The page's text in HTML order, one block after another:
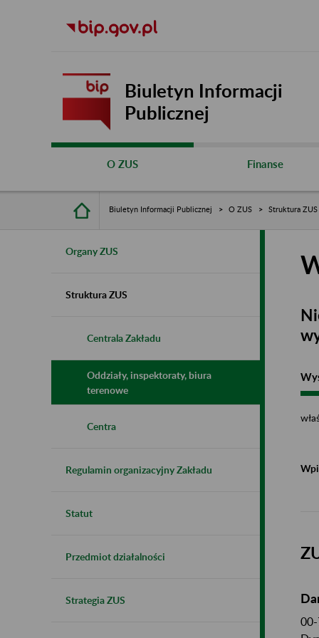
Biuletyn Informacji
Publicznej
O ZUS Finanse
Biuletyn Informacji Publicznej O ZUS Struktura ZUS
Organy ZUS
Struktura ZUS
Centrala Zakładu
Oddziały, inspektoraty, biura
terenowe
Centra
Regulamin organizacyjny Zakładu
Statut
Przedmiot działalności
Strategia ZUS
00-